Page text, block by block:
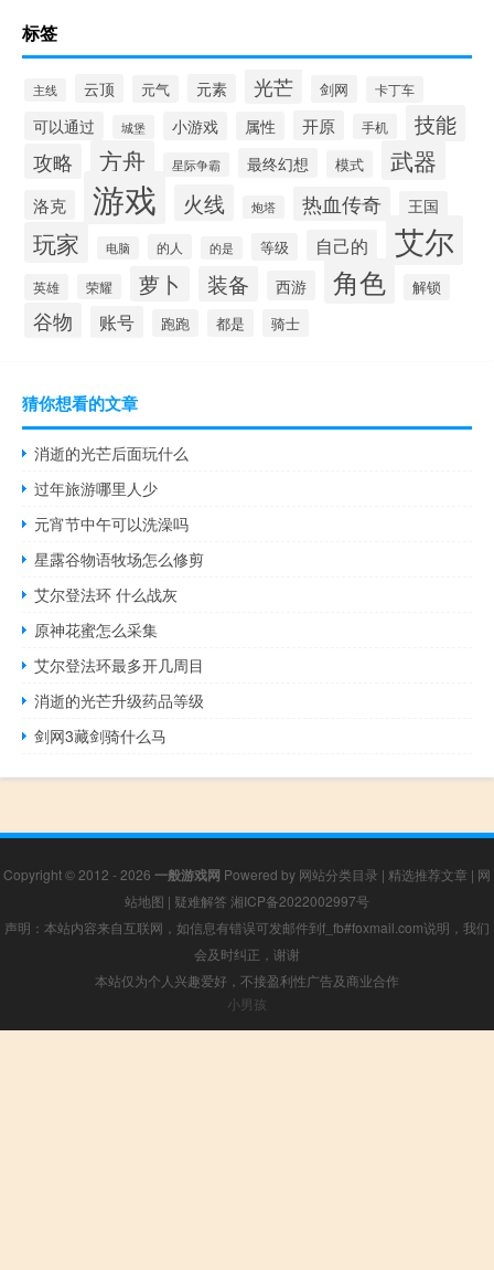
标签
主线 云顶 元气 元素 光芒 剑网 卡丁车
可以通过 城堡 小游戏 属性 开原 手机 技能
攻略 方舟 星际争霸 最终幻想 模式 武器
洛克 游戏 火线 炮塔 热血传奇 王国
玩家 电脑 的人 的是 等级 自己的 艾尔
英雄 荣耀 萝卜 装备 西游 角色 解锁
谷物 账号 跑跑 都是 骑士
猜你想看的文章
消逝的光芒后面玩什么
过年旅游哪里人少
元宵节中午可以洗澡吗
星露谷物语牧场怎么修剪
艾尔登法环 什么战灰
原神花蜜怎么采集
艾尔登法环最多开几周目
消逝的光芒升级药品等级
剑网3藏剑骑什么马
Copyright © 2012 - 2026 一般游戏网 Powered by 网站分类目录 | 精选推荐文章 | 网
站地图 | 疑难解答 湘ICP备2022002997号
声明：本站内容来自互联网，如信息有错误可发邮件到f_fb#foxmail.com说明，我们
会及时纠正，谢谢
本站仅为个人兴趣爱好，不接盈利性广告及商业合作
小男孩